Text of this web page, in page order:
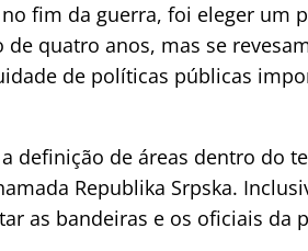
fim da guerra, foi eleger um
quatro anos, mas se
de políticas públicas
definição de áreas dentro do
Republika Srpska.
as bandeiras e os oficiais da